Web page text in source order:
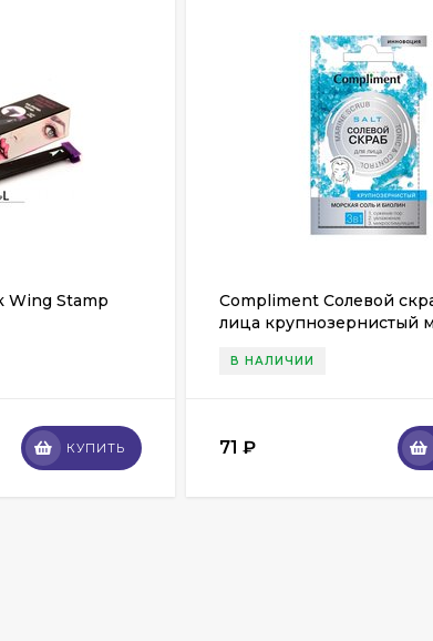
Wing Stamp
КУПИТЬ
Compliment Солевой
лица крупнозернистый
В НАЛИЧИИ
71₽